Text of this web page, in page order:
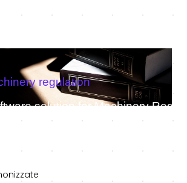
regulation
solution for Machinery